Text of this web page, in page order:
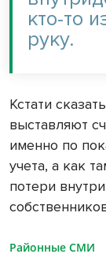
кто-то
руку.
Кстати
выставляют
именно по
учета, а как
потери
Районные СМИ